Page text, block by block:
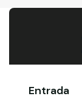
Entrada